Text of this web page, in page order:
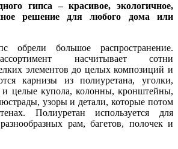
гипса – красивое, экологичное,
решение для любого дома или
обрели большое распространение.
насчитывает сотни
элементов до целых композиций и
карнизы из полиуретана, уголки,
и целые купола, колонны, кронштейны,
узоры и детали, которые потом
Полиуретан используется для
рам, багетов, полочек и